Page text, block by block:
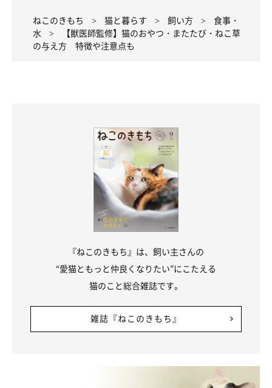
ねこのきもち 猫と暮らす 飼い方
食事・
水
【獣医師監修】猫のおやつ・またたび・ねこ草
の与え方 特徴や注意点も
『ねこのきもち』は、飼い主さんの
“愛猫ともっと仲良くなりたい”にこたえる
猫のこと総合雑誌です。
雑誌『ねこのきもち』